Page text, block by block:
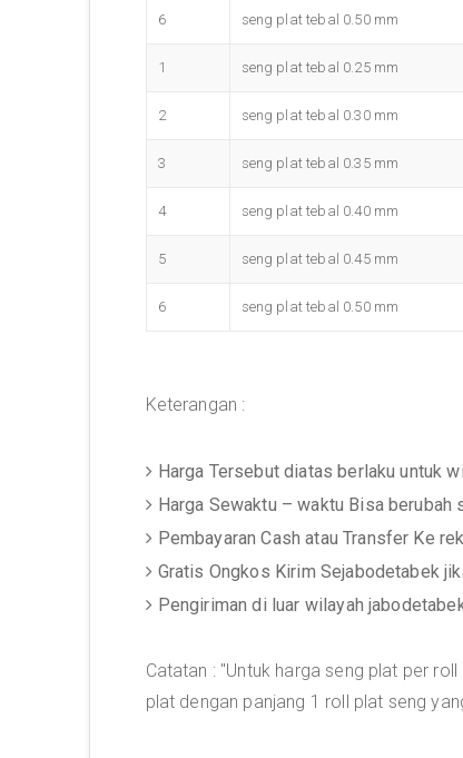
6 seng plat tebal 0.50 mm
1 seng plat tebal 0.25 mm
2 seng plat tebal 0.30 mm
3 seng plat tebal 0.35 mm
4 seng plat tebal 0.40 mm
5 seng plat tebal 0.45 mm
6 seng plat tebal 0.50 mm
Keterangan :
Harga Tersebut diatas berlaku untuk
Harga Sewaktu – waktu Bisa berubah
Pembayaran Cash atau Transfer Ke
Gratis Ongkos Kirim Sejabodetabek
Pengiriman di luar wilayah
Catatan : "Untuk harga seng plat per
plat dengan panjang 1 roll plat seng